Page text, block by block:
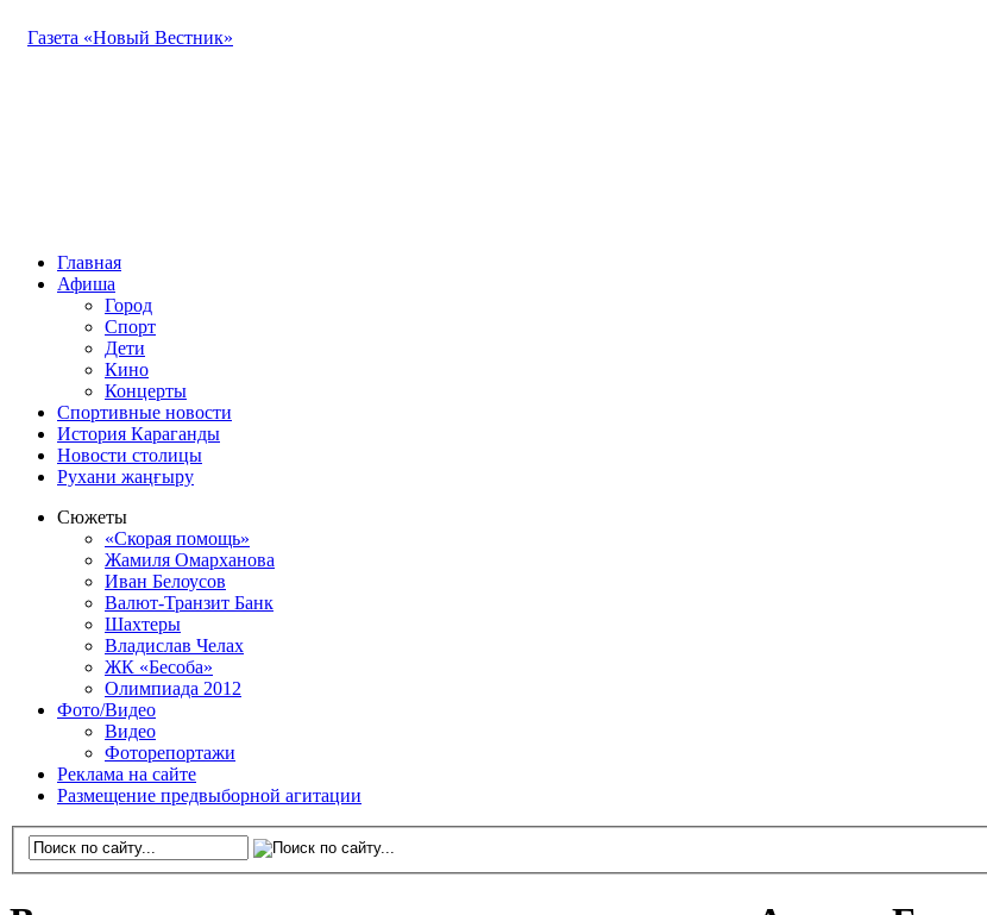
Газета «Новый Вестник»
Главная
Афиша
Город
Спорт
Дети
Кино
Концерты
Спортивные новости
История Караганды
Новости столицы
Рухани жаңғыру
Сюжеты
«Скорая помощь»
Жамиля Омарханова
Иван Белоусов
Валют-Транзит Банк
Шахтеры
Владислав Челах
ЖК «Бесоба»
Олимпиада 2012
Фото/Видео
Видео
Фоторепортажи
Реклама на сайте
Размещение предвыборной агитации